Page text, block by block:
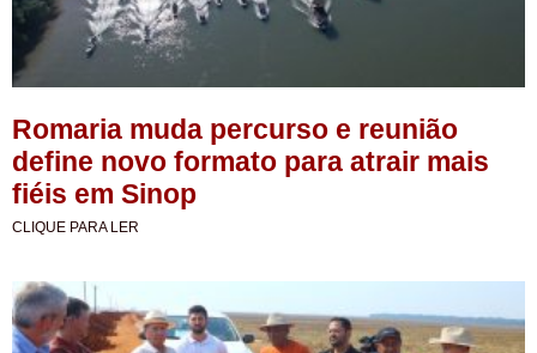
Romaria muda percurso e reunião
define novo formato para atrair mais
fiéis em Sinop
CLIQUE PARA LER